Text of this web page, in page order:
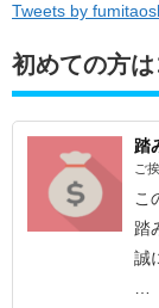
Tweets by
初めての方は
踏
ご
こ
踏
誠